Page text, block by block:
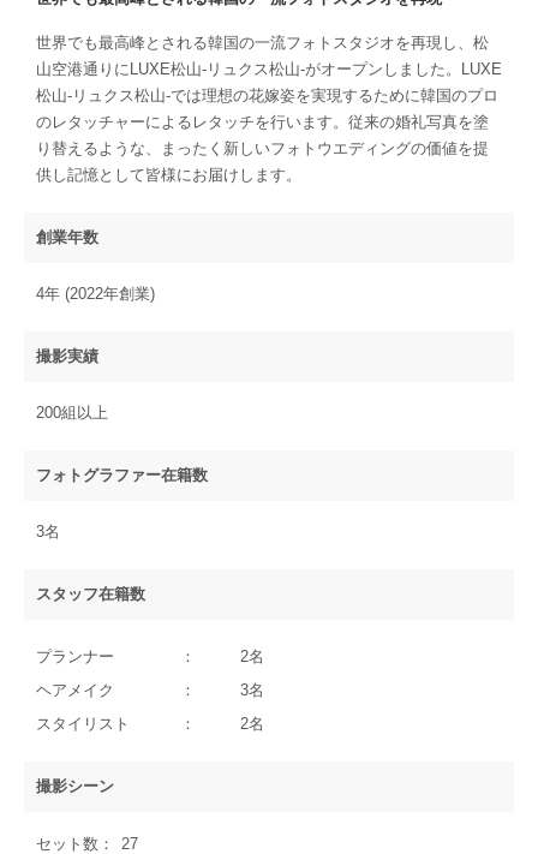
世界でも最高峰とされる韓国の一流フォトスタジオを再現し、松
山空港通りにLUXE松山-リュクス松山-がオープンしました。LUXE
松山-リュクス松山-では理想の花嫁姿を実現するために韓国のプロ
のレタッチャーによるレタッチを行います。従来の婚礼写真を塗
り替えるような、まったく新しいフォトウエディングの価値を提
供し記憶として皆様にお届けします。
創業年数
4年 (2022年創業)
撮影実績
200組以上
フォトグラファー在籍数
3名
スタッフ在籍数
プランナー
2名
ヘアメイク
3名
スタイリスト
2名
撮影シーン
セット数 27